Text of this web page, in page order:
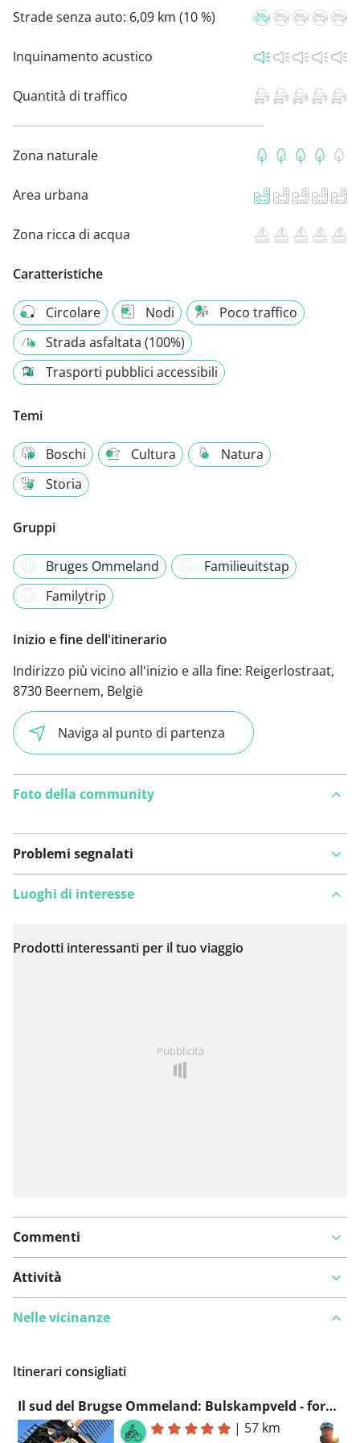
Strade senza auto: 6,09 km (10 %)
Inquinamento acustico
Quantità di traffico
Zona naturale
Area urbana
Zona ricca di acqua
Caratteristiche
Circolare Nodi
Poco traffico
Strada asfaltata (100%)
Trasporti pubblici accessibili
Temi
Boschi Cultura
Natura
Storia
Gruppi
Bruges Ommeland
Familieuitstap
Familytrip
Inizio e fine dell'itinerario
Indirizzo più vicino all'inizio e alla fine: Reigerlostraat,
8730 Beernem, België
Naviga al punto di partenza
Foto della community
Problemi segnalati
Visualizza sulla mappa
Luoghi di interesse
Prodotti interessanti per il tuo viaggio
Pubblicità
Commenti
Attività
Nelle vicinanze
Itinerari consigliati
Il sud del Brugse Ommeland: Bulskampveld - foreste Vorte - Poelberg
| 57 km